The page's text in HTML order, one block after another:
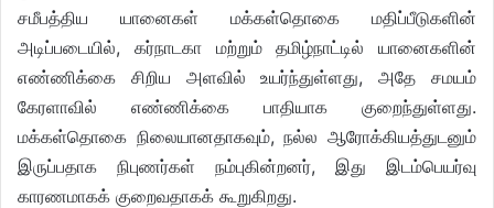
சமீபத்திய யானைகள் மக்கள்தொகை மதிப்பீடுகளின்
அடிப்படையில், கர்நாடகா மற்றும் தமிழ்நாட்டில் யானைகளின்
எண்ணிக்கை சிறிய அளவில் உயர்ந்துள்ளது, அதே சமயம்
கேரளாவில் எண்ணிக்கை பாதியாக குறைந்துள்ளது.
மக்கள்தொகை நிலையானதாகவும், நல்ல ஆரோக்கியத்துடனும்
இருப்பதாக நிபுணர்கள் நம்புகின்றனர், இது இடம்பெயர்வு
காரணமாகக் குறைவதாகக் கூறுகிறது.